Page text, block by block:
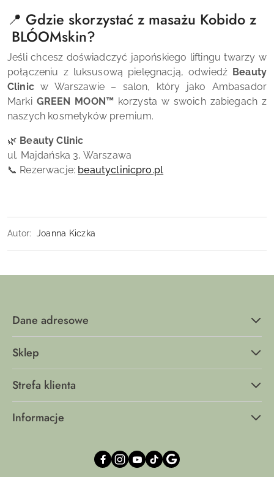
📍 Gdzie skorzystać z masażu Kobido z
BLÓOMskin?
Jeśli chcesz doświadczyć japońskiego liftingu twarzy w
połączeniu z luksusową pielęgnacją, odwiedź Beauty
Clinicw Warszawie – salon, który jako Ambasador
Marki GREEN MOON™ korzysta w swoich zabiegach z
naszych kosmetyków premium.
🌿 Beauty Clinic
ul. Majdańska 3, Warszawa
📞 Rezerwacje: beautyclinicpro.pl
Autor: Joanna Kiczka
Dane adresowe
Sklep
Strefa klienta
Informacje